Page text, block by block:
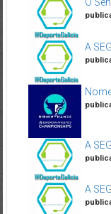
A
A
A